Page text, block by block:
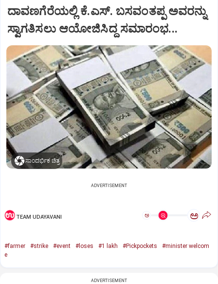
ದಾವಣಗೆರೆಯಲ್ಲಿ ಕೆ.ಎಸ್. ಬಸವಂತಪ್ಪ ಅವರನ್ನು
ಸ್ವಾಗತಿಸಲು ಆಯೋಜಿಸಿದ್ದ ಸಮಾರಂಭ...
ಸಾಂದರ್ಭಿಕ ಚಿತ್ರ
ADVERTISEMENT
TEAM UDAYAVANI ಅ ಅ
#farmer #strike #event #loses #1 lakh #Pickpockets
#minister welcom
e
ADVERTISEMENT